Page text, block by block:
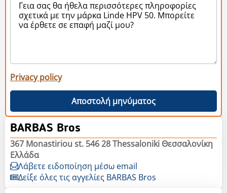
Privacy policy
Αποστολή μηνύματος
BARBAS Bros
367 Monastiriou st. 546 28 Thessaloniki Θεσσαλονίκη
Ελλάδα
Λάβετε ειδοποίηση μέσω email
Δείξε όλες τις αγγελίες BARBAS Bros